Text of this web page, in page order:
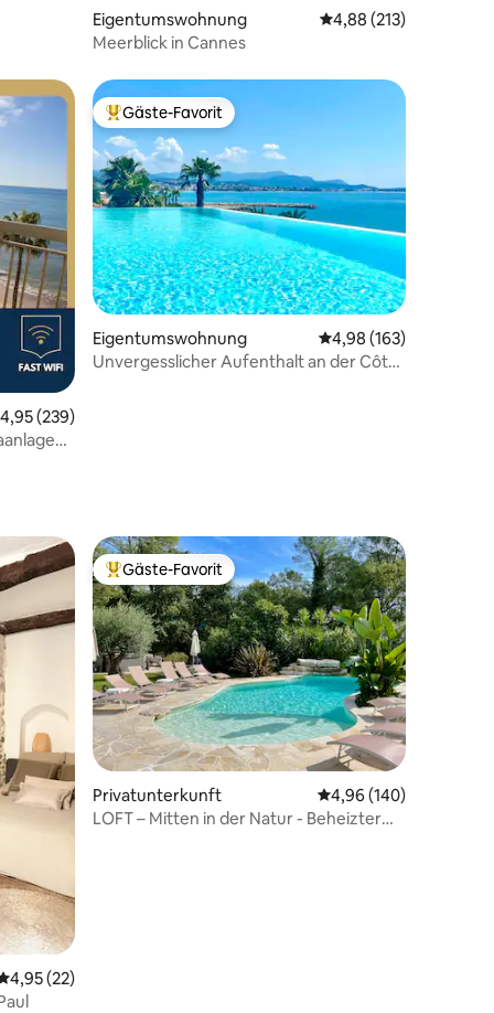
Eigentumswohnung Durchschnittliche
4,88 (213)
Meerblick in Cannes
Bewertungen
Bewertung: 4,95 von 5, 239 Bewertungen
4,95 (239)
Beliebter Gäste-Favorit.
Gäste-Favorit
Eigentumswohnung Durchschnittliche
4,98 (163)
Unvergesslicher Aufenthalt an der Côte
Bewertung: 4,95 von 5, 22 Bewertungen
4,95 (22)
Beliebter Gäste-Favorit.
Gäste-Favorit
Privatunterkunft Durchschnittliche
4,96 (140)
LOFT – Mitten in der Natur - Beheizter